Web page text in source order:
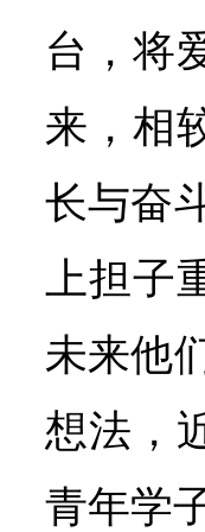
台，将
来，相
长与奋
上担
未来他
想法，
青年学